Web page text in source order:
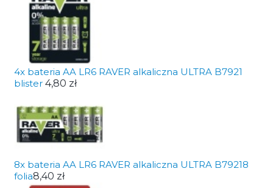
4x bateria AA LR6 RAVER alkaliczna ULTRA B7921
blister 4,80 zł
8x bateria AA LR6 RAVER alkaliczna ULTRA B79218
folia8,40 zł